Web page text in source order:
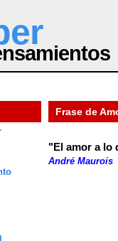
Frase de
"El amor a lo
André Maurois